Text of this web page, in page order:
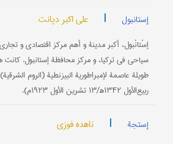
إستانبول | علی اکبر دیانت
إسْتانْبول، أكبر مدينة و أهم مركز اقتصادي و
سياحي في تركيا، و مركز محافظة إستانبول. كانت
ربيع‌الأول ۱۳۴۲ه‍/۱۳ تشرين الأول ۱۹۲۳م).
إستجة | ناهده فوزی